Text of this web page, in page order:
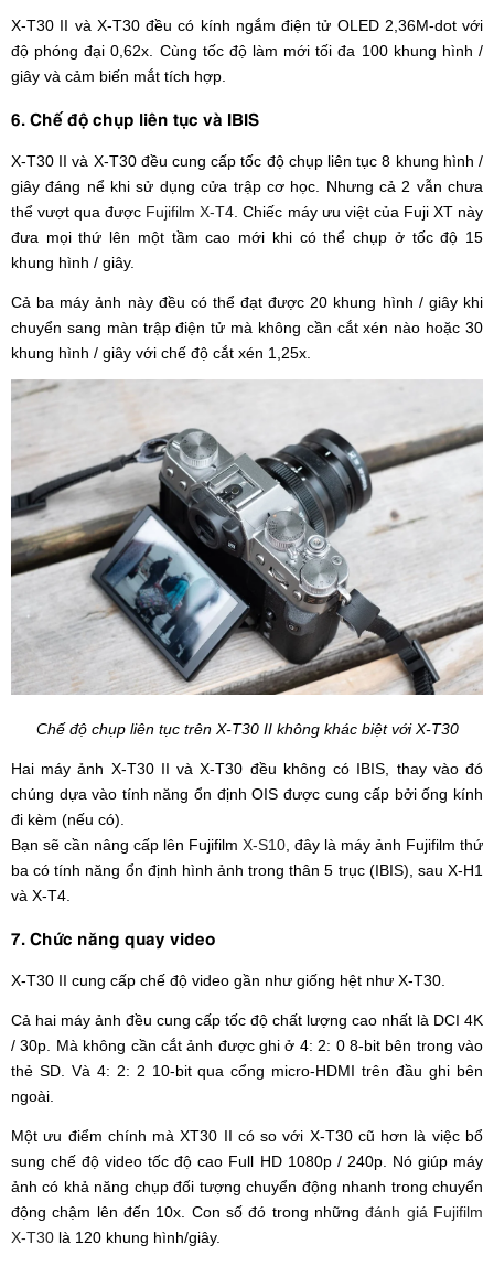
X-T30 II và X-T30 đều có kính ngắm điện tử OLED 2,36M-dot với
độ phóng đại 0,62x. Cùng tốc độ làm mới tối đa 100 khung hình /
giây và cảm biến mắt tích hợp.
6. Chế độ chụp liên tục và IBIS
X-T30 II và X-T30 đều cung cấp tốc độ chụp liên tục 8 khung hình /
giây đáng nể khi sử dụng cửa trập cơ học. Nhưng cả 2 vẫn chưa
thể vượt qua được Fujifilm X-T4. Chiếc máy ưu việt của Fuji XT này
đưa mọi thứ lên một tầm cao mới khi có thể chụp ở tốc độ 15
khung hình / giây.
Cả ba máy ảnh này đều có thể đạt được 20 khung hình / giây khi
chuyển sang màn trập điện tử mà không cần cắt xén nào hoặc 30
khung hình / giây với chế độ cắt xén 1,25x.
Chế độ chụp liên tục trên X-T30 II không khác biệt với X-T30
Hai máy ảnh X-T30 II và X-T30 đều không có IBIS, thay vào đó
chúng dựa vào tính năng ổn định OIS được cung cấp bởi ống kính
đi kèm (nếu có).
Bạn sẽ cần nâng cấp lên Fujifilm X-S10 , đây là máy ảnh Fujifilm thứ
ba có tính năng ổn định hình ảnh trong thân 5 trục (IBIS), sau X-H1
và X-T4.
7. Chức năng quay video
X-T30 II cung cấp chế độ video gần như giống hệt như X-T30.
Cả hai máy ảnh đều cung cấp tốc độ chất lượng cao nhất là DCI 4K
/ 30p. Mà không cần cắt ảnh được ghi ở 4: 2: 0 8-bit bên trong vào
thẻ SD. Và 4: 2: 2 10-bit qua cổng micro-HDMI trên đầu ghi bên
ngoài.
Một ưu điểm chính mà XT30 II có so với X-T30 cũ hơn là việc bổ
sung chế độ video tốc độ cao Full HD 1080p / 240p. Nó giúp máy
ảnh có khả năng chụp đối tượng chuyển động nhanh trong chuyển
động chậm lên đến 10x. Con số đó trong nhữngđánh giá Fujifilm
X-T30 là 120 khung hình/giây.